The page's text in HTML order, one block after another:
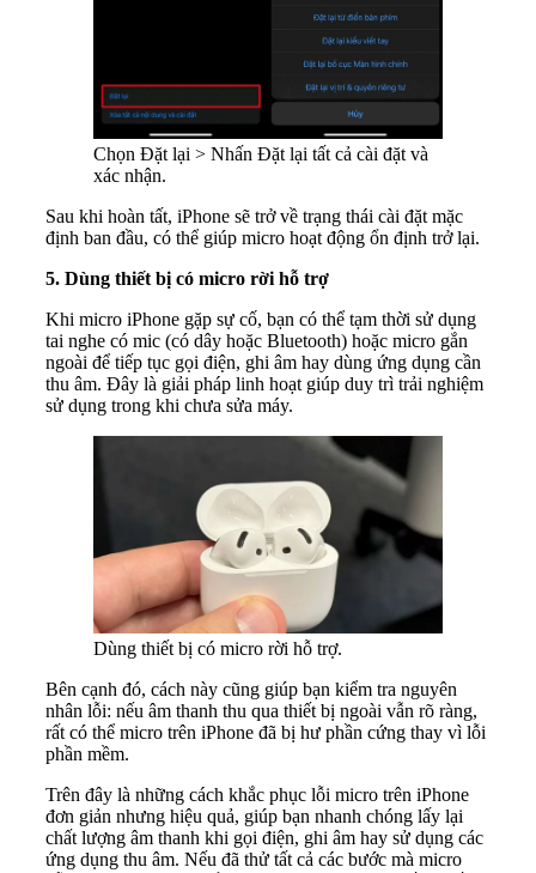
Chọn Đặt lại > Nhấn Đặt lại tất cả cài đặt và
xác nhận.
Sau khi hoàn tất, iPhone sẽ trở về trạng thái cài đặt mặc
định ban đầu, có thể giúp micro hoạt động ổn định trở lại.
5. Dùng thiết bị có micro rời hỗ trợ
Khi micro iPhone gặp sự cố, bạn có thể tạm thời sử dụng
tai nghe có mic (có dây hoặc Bluetooth) hoặc micro gắn
ngoài để tiếp tục gọi điện, ghi âm hay dùng ứng dụng cần
thu âm. Đây là giải pháp linh hoạt giúp duy trì trải nghiệm
sử dụng trong khi chưa sửa máy.
Dùng thiết bị có micro rời hỗ trợ.
Bên cạnh đó, cách này cũng giúp bạn kiểm tra nguyên
nhân lỗi: nếu âm thanh thu qua thiết bị ngoài vẫn rõ ràng,
rất có thể micro trên iPhone đã bị hư phần cứng thay vì lỗi
phần mềm.
Trên đây là những cách khắc phục lỗi micro trên iPhone
đơn giản nhưng hiệu quả, giúp bạn nhanh chóng lấy lại
chất lượng âm thanh khi gọi điện, ghi âm hay sử dụng các
ứng dụng thu âm. Nếu đã thử tất cả các bước mà micro